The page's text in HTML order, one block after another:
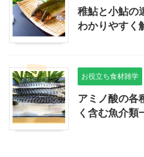
稚鮎と小鮎の
わかりやすく
お役立ち食材雑学
アミノ酸の各
く含む魚介類